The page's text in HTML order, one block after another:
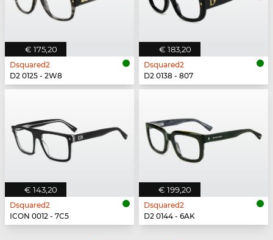
€ 175,20
Dsquared2
D2 0125 - 2W8
€ 183,20
Dsquared2
D2 0138 - 807
€ 143,20
Dsquared2
ICON 0012 - 7C5
€ 199,20
Dsquared2
D2 0144 - 6AK